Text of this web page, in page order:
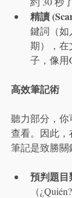
精讀
鍵詞（如
期），在
子，像用
高效筆記術
聽力部分，
查看。因此
筆記是致勝關
預判題目
（